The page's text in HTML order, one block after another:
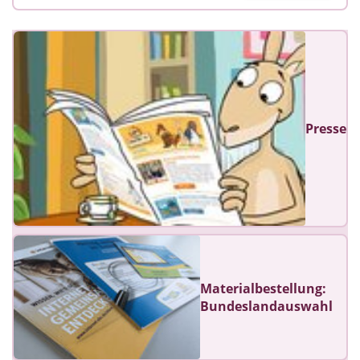
Presse
Materialbestellung:
Bundeslandauswahl